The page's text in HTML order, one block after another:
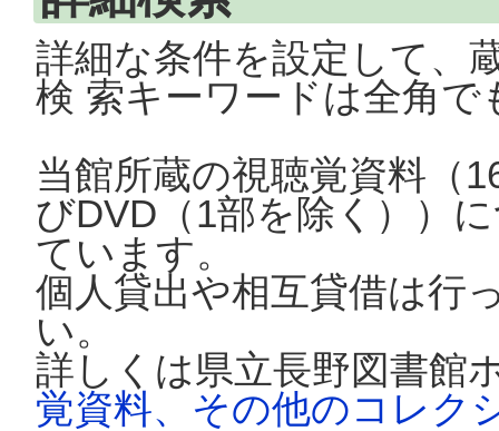
詳細な条件を設定して、
検 索キーワードは全角
当館所蔵の視聴覚資料（
びDVD（1部を除く））
ています。
個人貸出や相互貸借は行
い。
詳しくは県立長野図書館
覚資料、その他のコレク